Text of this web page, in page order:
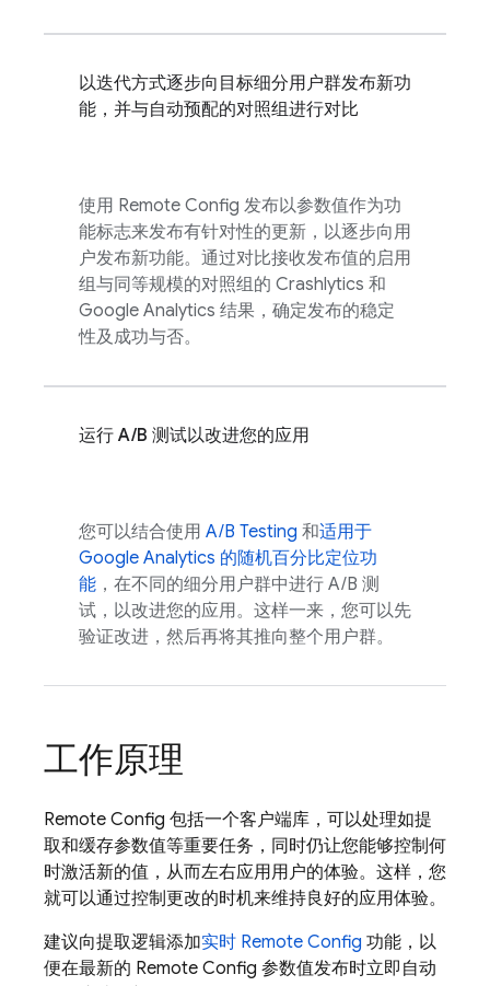
以迭代方式逐步向目标细分用户群发布新功
能，并与自动预配的对照组进行对比
使用 Remote Config 发布以参数值作为功
能标志来发布有针对性的更新，以逐步向用
户发布新功能。通过对比接收发布值的启用
组与同等规模的对照组的 Crashlytics 和
Google Analytics 结果，确定发布的稳定
性及成功与否。
运行 A/B 测试以改进您的应用
您可以结合使用 A/B Testing 和适用于
Google Analytics 的随机百分比定位功
能 ，在不同的细分用户群中进行 A/B 测
试，以改进您的应用。这样一来，您可以先
验证改进，然后再将其推向整个用户群。
工作原理
Remote Config 包括一个客户端库，可以处理如提
取和缓存参数值等重要任务，同时仍让您能够控制何
时激活新的值，从而左右应用用户的体验。 这样，您
就可以通过控制更改的时机来维持良好的应用体验。
建议向提取逻辑添加实时 Remote Config 功能，以
便在最新的 Remote Config 参数值发布时立即自动